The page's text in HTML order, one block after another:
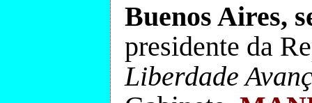
Buenos Aires,
presidente da
Liberdade